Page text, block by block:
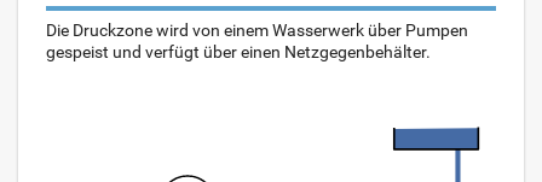
Die Druckzone wird von einem Wasserwerk über Pumpen
gespeist und verfügt über einen Netzgegenbehälter.